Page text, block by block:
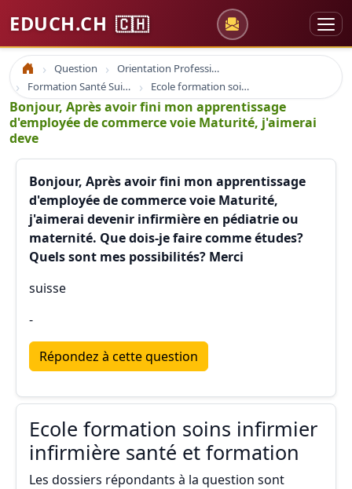
EDUCH.CH 🇨🇭
Accueil Question
Orientation Professionnelle
Formation Santé Suisse
Ecole formation soins infirmier infirmière santé et formation
Bonjour, Après avoir fini mon apprentissage
d'employée de commerce voie Maturité, j'aimerai
deve
Bonjour, Après avoir fini mon apprentissage
d'employée de commerce voie Maturité,
j'aimerai devenir infirmière en pédiatrie ou
maternité. Que dois-je faire comme études?
Quels sont mes possibilités? Merci
suisse
-
Répondez à cette question
Ecole formation soins infirmier
infirmière santé et formation
Les dossiers répondants à la question sont